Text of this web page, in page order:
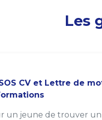
Les
CV et Lettre de
un jeune de trouver un